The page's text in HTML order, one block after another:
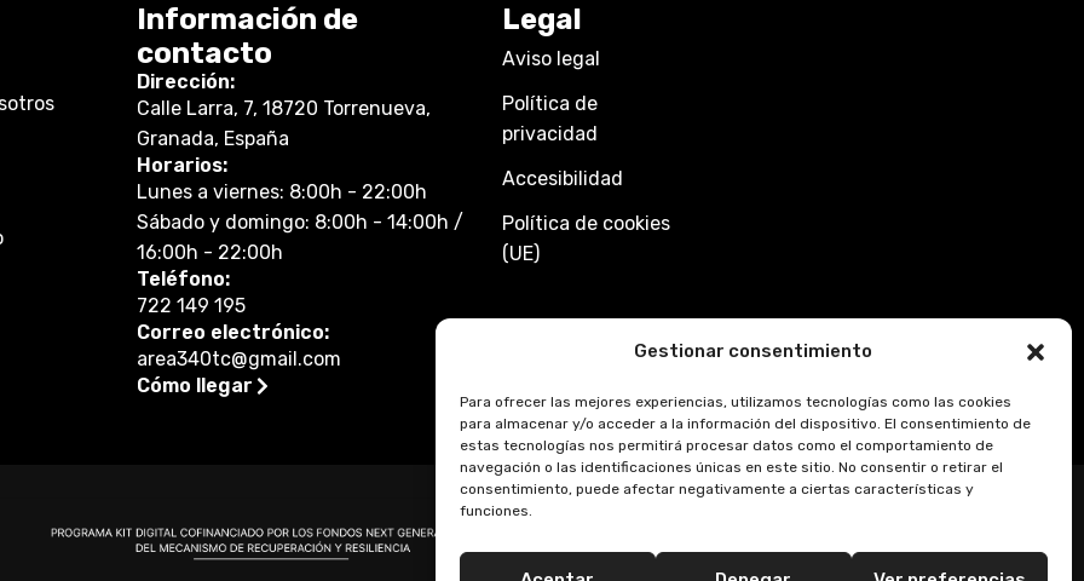
Gestionar consentimiento
Para ofrecer las mejores experiencias, utilizamos tecnologías como las cookies
para almacenar y/o acceder a la información del dispositivo. El consentimiento de
estas tecnologías nos permitirá procesar datos como el comportamiento de
navegación o las identificaciones únicas en este sitio. No consentir o retirar el
consentimiento, puede afectar negativamente a ciertas características y
funciones.
Información de
contacto
Dirección:
Calle Larra, 7, 18720 Torrenueva,
Granada, España
Horarios:
Lunes a viernes: 8:00h - 22:00h
Sábado y domingo: 8:00h - 14:00h /
16:00h - 22:00h
Teléfono:
722 149 195
Correo electrónico:
area340tc@gmail.com
Cómo llegar
Legal
Aviso legal
Política de
privacidad
Accesibilidad
Política de cookies
(UE)